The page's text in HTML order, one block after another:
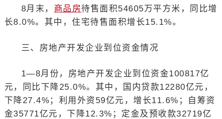
8月末， 商品房待售面积54605万平方米，同比增
长8.0%。其中，住宅待售面积增长15.1%。
三、房地产开发企业到位资金情况
1—8月份，房地产开发企业到位资金100817亿
元，同比下降25.0%。其中，国内贷款12280亿元，
下降27.4%；利用外资59亿元，增长11.6%；自筹资
金35771亿元，下降12.3%；定金及预收款32719亿